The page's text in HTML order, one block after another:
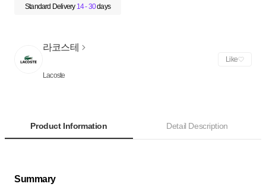
Standard Delivery 14 - 30days
라코스테
Lacoste
Like
Product Information Detail Description
Summary